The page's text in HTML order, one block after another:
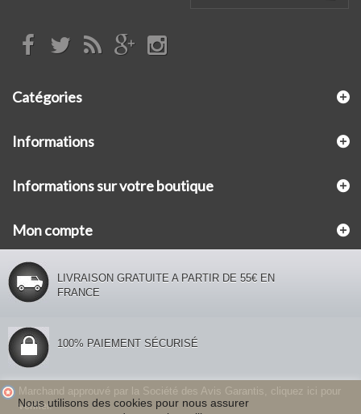
Catégories
Informations
Informations sur votre boutique
Mon compte
LIVRAISON GRATUITE A PARTIR DE 55€ EN
FRANCE
100% PAIEMENT SÉCURISÉ
Nous utilisons des cookies pour nous assurer
Marchand approuvé par la Société des Avis Garantis, cliquez ici pour
vérifier.